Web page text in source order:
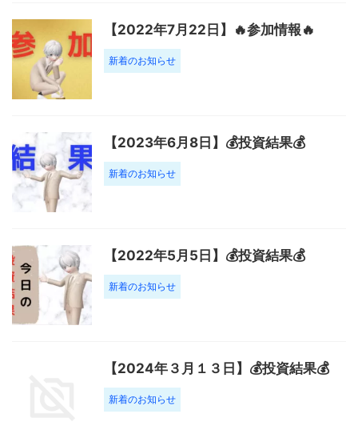
【2022年7月22日】🔥参加情報🔥
新着のお知らせ
【2023年6月8日】💰投資結果💰
新着のお知らせ
【2022年5月5日】💰投資結果💰
新着のお知らせ
【2024年３月１３日】💰投資結果💰
新着のお知らせ